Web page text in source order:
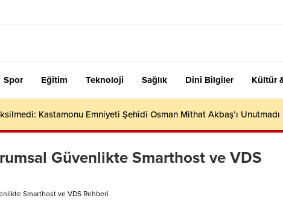
Spor Eğitim Teknoloji Sağlık Dini Bilgiler Kültür
Kastamonu Emniyeti Şehidi Osman Mithat Akbaş’ı Unutmadı
Güvenlikte Smarthost ve VDS
Smarthost ve VDS Rehberi